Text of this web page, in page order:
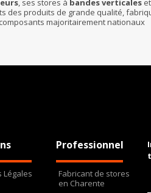
, ses stores à bandes verticales
des produits de grande qualité,
majoritairement nationaux
Légales
Professionnel
Fabricant de stores
en Charente